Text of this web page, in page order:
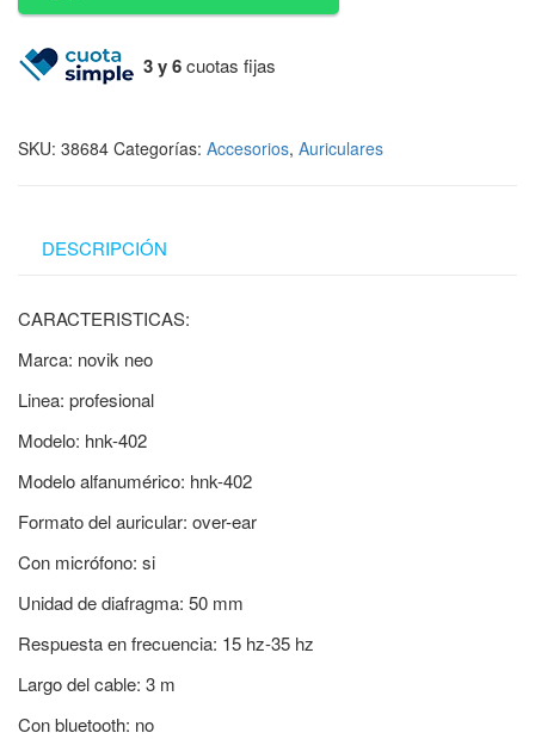
3 y 6cuotas fijas
SKU: 38684 Categorías: Accesorios, Auriculares
DESCRIPCIÓN
CARACTERISTICAS:
Marca: novik neo
Linea: profesional
Modelo: hnk-402
Modelo alfanumérico: hnk-402
Formato del auricular: over-ear
Con micrófono: si
Unidad de diafragma: 50 mm
Respuesta en frecuencia: 15 hz-35 hz
Largo del cable: 3 m
Con bluetooth: no